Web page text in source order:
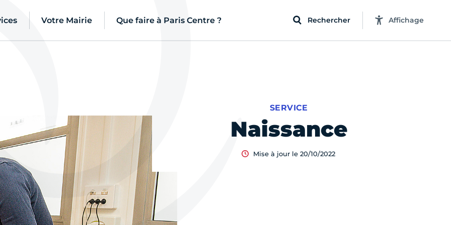
Votre Mairie Que faire à Paris Centre ? Rechercher Affichage
Naissance
SERVICE
Mise à jour le 20/10/2022